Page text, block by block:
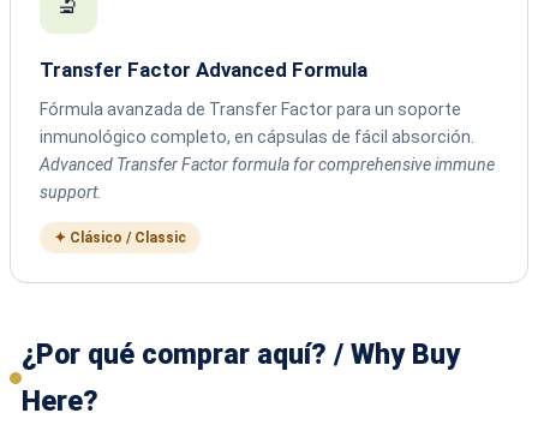
Transfer Factor Advanced Formula
Fórmula avanzada de Transfer Factor para un soporte
inmunológico completo, en cápsulas de fácil absorción.
Advanced Transfer Factor formula for comprehensive immune
support.
✦ Clásico / Classic
¿Por qué comprar aquí? / Why Buy
Here?